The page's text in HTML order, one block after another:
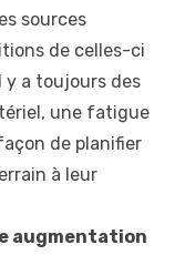
sources
de celles-ci
a toujours des
une fatigue
de planifier
à leur
augmentation